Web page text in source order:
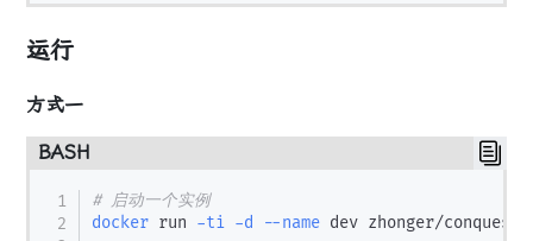
运行
方式一
BASH
# 启动一个实例
docker run -ti -d --name dev zhonger/